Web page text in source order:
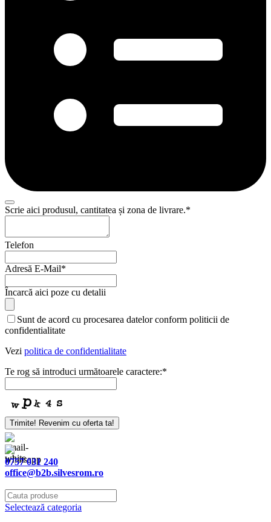
Scrie aici produsul, cantitatea și zona de livrare.*
Phone
Telefon
Adresă E-Mail*
Încarcă aici poze cu detalii
Sunt de acord cu procesarea datelor conform politicii de
confidentialitate
Vezi politica de confidentialitate
Te rog să introduci următoarele caractere:*
Trimite! Revenim cu oferta ta!
0757 031 240
office@b2b.silvesrom.ro
Selectează categoria